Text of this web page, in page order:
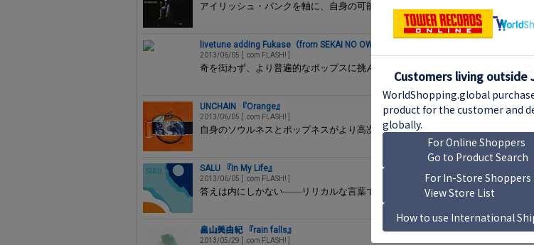
アイリッシュ・パンクを軸に、自身の可能性をヘヴィーかつポップに広げた新作!!
livetune adding Fukase（from SEKAI NO OWARI）
2013/06/05 [ .com FLASH! ]
奇を衒わず、より普遍的なポップスに挑んだリアル・ヴォーカル作品の第2弾!
UNCHAIN 『Orange』
2013/06/05 [ .com FLASH! ]
自身のソウルネスとポップネスがより高次元で結合した意欲作が到着!!
SALU 『In My Life』
2013/06/05 [ .com FLASH! ]
答えは内にしかない――リリカルな言葉で支持層を広げるMCのメジャー移籍作!
畠山美由紀 『rain falls』
2013/05/29 [ .com FLASH! ]